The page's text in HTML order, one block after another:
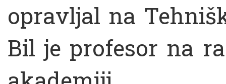
opravljal na
Bil je profesor na